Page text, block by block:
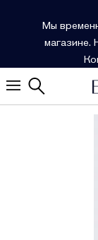
Мы
магазине.